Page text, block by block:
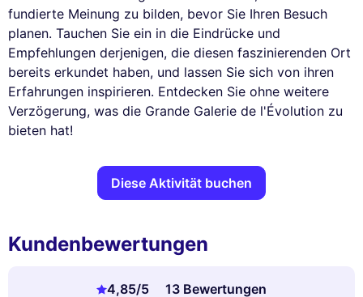
fundierte Meinung zu bilden, bevor Sie Ihren Besuch
planen. Tauchen Sie ein in die Eindrücke und
Empfehlungen derjenigen, die diesen faszinierenden Ort
bereits erkundet haben, und lassen Sie sich von ihren
Erfahrungen inspirieren. Entdecken Sie ohne weitere
Verzögerung, was die Grande Galerie de l'Évolution zu
bieten hat!
Diese Aktivität buchen
Kundenbewertungen
4,85/5
13 Bewertungen